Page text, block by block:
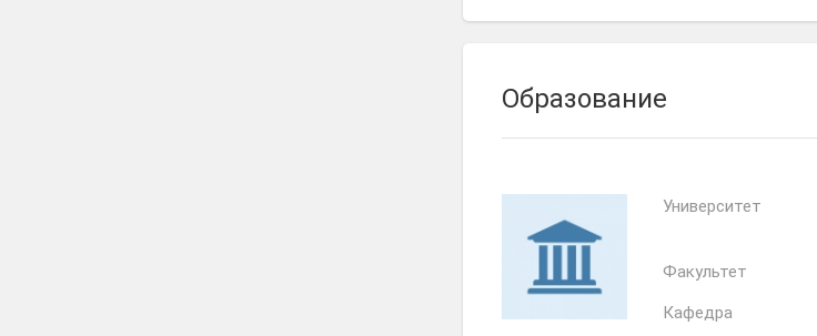
Образование
Университет
Факультет
Кафедра